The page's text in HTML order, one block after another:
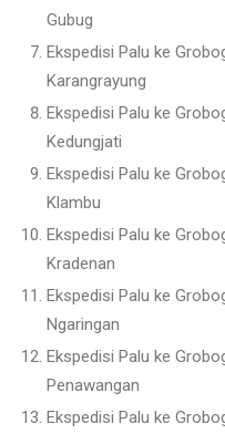
Gubug
Ekspedisi Palu ke
Karangrayung
Ekspedisi Palu ke
Kedungjati
Ekspedisi Palu ke
Klambu
Ekspedisi Palu ke
Kradenan
Ekspedisi Palu ke
Ngaringan
Ekspedisi Palu ke
Penawangan
Ekspedisi Palu ke